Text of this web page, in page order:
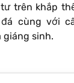
trên khắp
cùng với
giáng sinh.